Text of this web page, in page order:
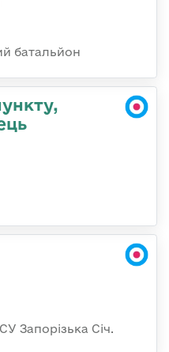
батальйон
Запорізька Січ.